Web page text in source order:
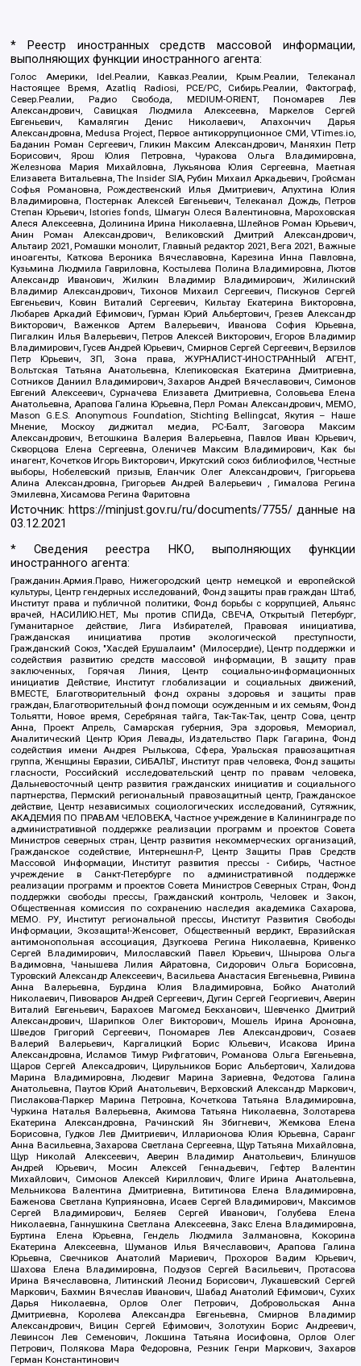
* Реестр иностранных средств массовой информации,
выполняющих функции иностранного агента:
Голос Америки, Idel.Реалии, Кавказ.Реалии, Крым.Реалии, Телеканал
Настоящее Время, Azatliq Radiosi, PCE/PC, Сибирь.Реалии, Фактограф,
Север.Реалии, Радио Свобода, MEDIUM-ORIENT, Пономарев Лев
Александрович, Савицкая Людмила Алексеевна, Маркелов Сергей
Евгеньевич, Камалягин Денис Николаевич, Апахончич Дарья
Александровна, Medusa Project, Первое антикоррупционное СМИ, VTimes.io,
Баданин Роман Сергеевич, Гликин Максим Александрович, Маняхин Петр
Борисович, Ярош Юлия Петровна, Чуракова Ольга Владимировна,
Железнова Мария Михайловна, Лукьянова Юлия Сергеевна, Маетная
Елизавета Витальевна, The Insider SIA, Рубин Михаил Аркадьевич, Гройсман
Софья Романовна, Рождественский Илья Дмитриевич, Апухтина Юлия
Владимировна, Постернак Алексей Евгеньевич, Телеканал Дождь, Петров
Степан Юрьевич, Istories fonds, Шмагун Олеся Валентиновна, Мароховская
Алеся Алексеевна, Долинина Ирина Николаевна, Шлейнов Роман Юрьевич,
Анин Роман Александрович, Великовский Дмитрий Александрович,
Альтаир 2021, Ромашки монолит, Главный редактор 2021, Вега 2021, Важные
иноагенты, Каткова Вероника Вячеславовна, Карезина Инна Павловна,
Кузьмина Людмила Гавриловна, Костылева Полина Владимировна, Лютов
Александр Иванович, Жилкин Владимир Владимирович, Жилинский
Владимир Александрович, Тихонов Михаил Сергеевич, Пискунов Сергей
Евгеньевич, Ковин Виталий Сергеевич, Кильтау Екатерина Викторовна,
Любарев Аркадий Ефимович, Гурман Юрий Альбертович, Грезев Александр
Викторович, Важенков Артем Валерьевич, Иванова София Юрьевна,
Пигалкин Илья Валерьевич, Петров Алексей Викторович, Егоров Владимир
Владимирович, Гусев Андрей Юрьевич, Смирнов Сергей Сергеевич, Верзилов
Петр Юрьевич, ЗП, Зона права, ЖУРНАЛИСТ-ИНОСТРАННЫЙ АГЕНТ,
Вольтская Татьяна Анатольевна, Клепиковская Екатерина Дмитриевна,
Сотников Даниил Владимирович, Захаров Андрей Вячеславович, Симонов
Евгений Алексеевич, Сурначева Елизавета Дмитриевна, Соловьева Елена
Анатольевна, Арапова Галина Юрьевна, Перл Роман Александрович, МЕМО,
Mason G.E.S. Anonymous Foundation, Stichting Bellingcat, Якутия – Наше
Мнение, Москоу диджитал медиа, РС-Балт, Заговора Максим
Александрович, Ветошкина Валерия Валерьевна, Павлов Иван Юрьевич,
Скворцова Елена Сергеевна, Оленичев Максим Владимирович, Как бы
инагент, Кочетков Игорь Викторович, Иркутский союз библиофилов, Честные
выборы, Нобелевский призыв, Еланчик Олег Александрович, Григорьева
Алина Александровна, Григорьев Андрей Валерьевич , Гималова Регина
Эмилевна, Хисамова Регина Фаритовна
Источник: https://minjust.gov.ru/ru/documents/7755/ данные на
03.12.2021
* Сведения реестра НКО, выполняющих функции
иностранного агента:
Гражданин.Армия.Право, Нижегородский центр немецкой и европейской
культуры, Центр гендерных исследований, Фонд защиты прав граждан Штаб,
Институт права и публичной политики, Фонд борьбы с коррупцией, Альянс
врачей, НАСИЛИЮ.НЕТ, Мы против СПИДа, СВЕЧА, Открытый Петербург,
Гуманитарное действие, Лига Избирателей, Правовая инициатива,
Гражданская инициатива против экологической преступности,
Гражданский Союз, "Хасдей Ерушалаим" (Милосердие), Центр поддержки и
содействия развитию средств массовой информации, В защиту прав
заключенных, Горячая Линия, Центр социально-информационных
инициатив Действие, Институт глобализации и социальных движений,
ВМЕСТЕ, Благотворительный фонд охраны здоровья и защиты прав
граждан, Благотворительный фонд помощи осужденным и их семьям, Фонд
Тольятти, Новое время, Серебряная тайга, Так-Так-Так, центр Сова, центр
Анна, Проект Апрель, Самарская губерния, Эра здоровья, Мемориал,
Аналитический Центр Юрия Левады, Издательство Парк Гагарина, Фонд
содействия имени Андрея Рылькова, Сфера, Уральская правозащитная
группа, Женщины Евразии, СИБАЛЬТ, Институт прав человека, Фонд защиты
гласности, Российский исследовательский центр по правам человека,
Дальневосточный центр развития гражданских инициатив и социального
партнерства, Пермский региональный правозащитный центр, Гражданское
действие, Центр независимых социологических исследований, Сутяжник,
АКАДЕМИЯ ПО ПРАВАМ ЧЕЛОВЕКА, Частное учреждение в Калининграде по
административной поддержке реализации программ и проектов Совета
Министров северных стран, Центр развития некоммерческих организаций,
Гражданское содействие, Интернешнл-Р, Центр Защиты Прав Средств
Массовой Информации, Институт развития прессы - Сибирь, Частное
учреждение в Санкт-Петербурге по административной поддержке
реализации программ и проектов Совета Министров Северных Стран, Фонд
поддержки свободы прессы, Гражданский контроль, Человек и Закон,
Общественная комиссия по сохранению наследия академика Сахарова,
МЕМО. РУ, Институт региональной прессы, Институт Развития Свободы
Информации, Экозащита!-Женсовет, Общественный вердикт, Евразийская
антимонопольная ассоциация, Дзугкоева Регина Николаевна, Кривенко
Сергей Владимирович, Милославский Павел Юрьевич, Шнырова Ольга
Вадимовна, Чанышева Лилия Айратовна, Сидорович Ольга Борисовна,
Туровский Александр Алексеевич, Васильева Анастасия Евгеньевна, Ривина
Анна Валерьевна, Бурдина Юлия Владимировна, Бойко Анатолий
Николаевич, Пивоваров Андрей Сергеевич, Дугин Сергей Георгиевич, Аверин
Виталий Евгеньевич, Барахоев Магомед Бекханович, Шевченко Дмитрий
Александрович, Шарипков Олег Викторович, Мошель Ирина Ароновна,
Шведов Григорий Сергеевич, Пономарев Лев Александрович, Созаев
Валерий Валерьевич, Каргалицкий Борис Юльевич, Исакова Ирина
Александровна, Исламов Тимур Рифгатович, Романова Ольга Евгеньевна,
Щаров Сергей Алексадрович, Цирульников Борис Альбертович, Халидова
Марина Владимировна, Людевиг Марина Зариевна, Федотова Галина
Анатольевна, Паутов Юрий Анатольевич, Верховский Александр Маркович,
Пислакова-Паркер Марина Петровна, Кочеткова Татьяна Владимировна,
Чуркина Наталья Валерьевна, Акимова Татьяна Николаевна, Золотарева
Екатерина Александровна, Рачинский Ян Збигневич, Жемкова Елена
Борисовна, Гудков Лев Дмитриевич, Илларионова Юлия Юрьевна, Саранг
Анна Васильевна, Захарова Светлана Сергеевна, Щур Татьяна Михайловна,
Щур Николай Алексеевич, Аверин Владимир Анатольевич, Блинушов
Андрей Юрьевич, Мосин Алексей Геннадьевич, Гефтер Валентин
Михайлович, Симонов Алексей Кириллович, Флиге Ирина Анатольевна,
Мельникова Валентина Дмитриевна, Вититинова Елена Владимировна,
Баженова Светлана Куприяновна, Исаев Сергей Владимирович, Максимов
Сергей Владимирович, Беляев Сергей Иванович, Голубева Елена
Николаевна, Ганнушкина Светлана Алексеевна, Закс Елена Владимировна,
Буртина Елена Юрьевна, Гендель Людмила Залмановна, Кокорина
Екатерина Алексеевна, Шуманов Илья Вячеславович, Арапова Галина
Юрьевна, Свечников Анатолий Мариевич, Прохоров Вадим Юрьевич,
Шахова Елена Владимировна, Подузов Сергей Васильевич, Протасова
Ирина Вячеславовна, Литинский Леонид Борисович, Лукашевский Сергей
Маркович, Бахмин Вячеслав Иванович, Шабад Анатолий Ефимович, Сухих
Дарья Николаевна, Орлов Олег Петрович, Добровольская Анна
Дмитриевна, Королева Александра Евгеньевна, Смирнов Владимир
Александрович, Вицин Сергей Ефимович, Золотухин Борис Андреевич,
Левинсон Лев Семенович, Локшина Татьяна Иосифовна, Орлов Олег
Петрович, Полякова Мара Федоровна, Резник Генри Маркович, Захаров
Герман Константинович